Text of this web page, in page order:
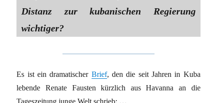
Distanz zur kubanischen Regierung
wichtiger?
Es ist ein dramatischer Brief, den die seit Jahren in Kuba
lebende Renate Fausten kürzlich aus Havanna an die
Tageszeitung junge Welt schrieb: …